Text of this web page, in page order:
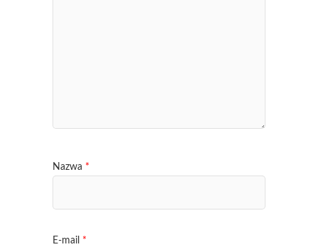
Nazwa *
E-mail *